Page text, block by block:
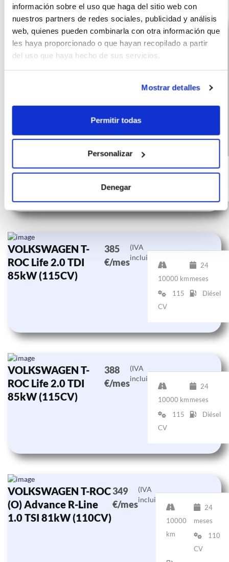
información sobre el uso que haga del sitio web con
nuestros partners de redes sociales, publicidad y análisis
web, quienes pueden combinarla con otra información que
les haya proporcionado o que hayan recopilado a partir
del uso que haya hecho de sus servicios.
Mostrar detalles
Permitir todas
Personalizar
Denegar
T-Roc
€/mes
(IVA
10000 km
60 meses
VOLKSWAGEN T-
ROC Life 2.0 TDI
85kW (115CV)
385
€/mes
(IVA
incluido)
10000 km
24
meses
115
CV
Diésel
VOLKSWAGEN T-
ROC Life 2.0 TDI
85kW (115CV)
388
€/mes
(IVA
incluido)
10000 km
24
meses
115
CV
Diésel
VOLKSWAGEN T-ROC
(O) Advance R-Line
1.0 TSI 81kW (110CV)
349
€/mes
(IVA
incluido)
10000
km
24
meses
110
CV